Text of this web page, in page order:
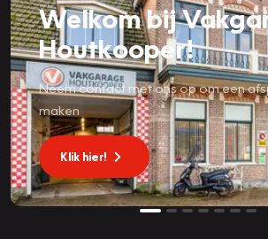
Welkom bij
Houtkooper!
Neem contact met ons op om een
maken
Klik hier!